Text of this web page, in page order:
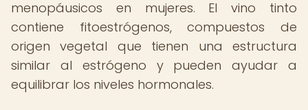
menopáusicos en mujeres. El vino tinto
contiene fitoestrógenos, compuestos de
origen vegetal que tienen una estructura
similar al estrógeno y pueden ayudar a
equilibrar los niveles hormonales.